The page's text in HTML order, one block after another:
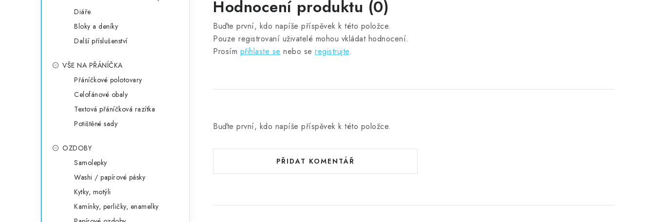
Diáře
Bloky a deníky
Další příslušenství
VŠE NA PŘÁNÍČKA
Přáníčkové polotovary
Celofánové obaly
Textová přáníčková razítka
Potištěné sady
OZDOBY
Samolepky
Washi / papírové pásky
Kytky, motýli
Kamínky, perličky, enamelky
Hodnocení produktu (0)
Buďte první, kdo napíše příspěvek k této položce.
Pouze registrovaní uživatelé mohou vkládat hodnocení.
Prosím přihlaste se nebo se registrujte.
Buďte první, kdo napíše příspěvek k této položce.
PŘIDAT KOMENTÁŘ